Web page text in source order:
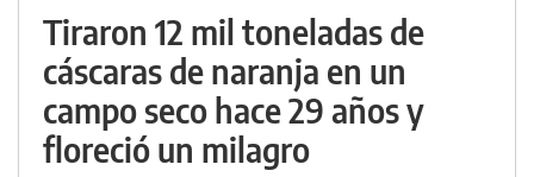
Tiraron 12 mil toneladas de
cáscaras de naranja en un
campo seco hace 29 años y
floreció un milagro